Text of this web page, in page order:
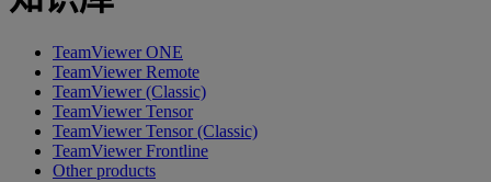
TeamViewer ONE
TeamViewer Remote
TeamViewer (Classic)
TeamViewer Tensor
TeamViewer Tensor (Classic)
TeamViewer Frontline
Other products